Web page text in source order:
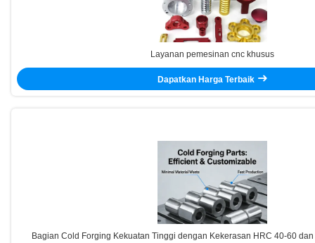
Layanan pemesinan cnc khusus
Dapatkan Harga Terbaik
Bagian Cold Forging Kekuatan Tinggi dengan Kekerasan HRC 40-60